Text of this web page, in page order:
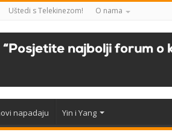
Uštedi s Telekinezom! O nama
napadaju Yin i Yang